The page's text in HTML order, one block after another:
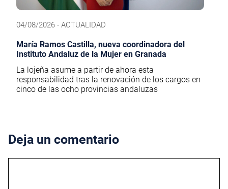
04/08/2026 - ACTUALIDAD
María Ramos Castilla, nueva coordinadora del
Instituto Andaluz de la Mujer en Granada
La lojeña asume a partir de ahora esta
responsabilidad tras la renovación de los cargos en
cinco de las ocho provincias andaluzas
Deja un comentario